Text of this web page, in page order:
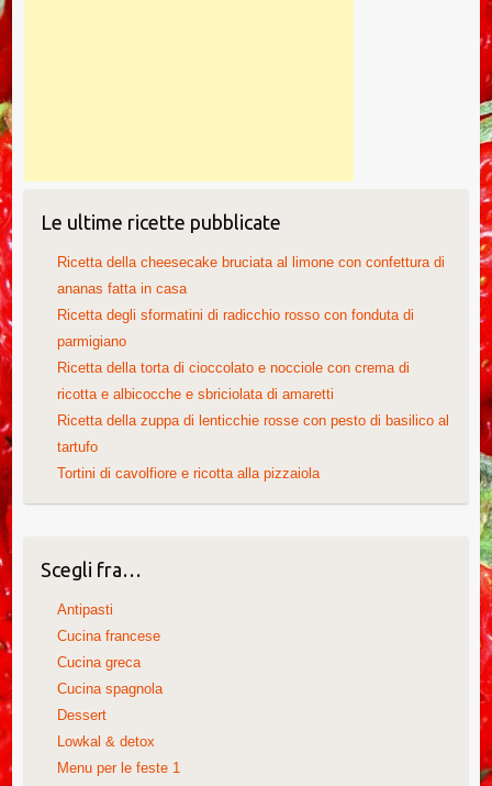
Le ultime ricette pubblicate
Ricetta della cheesecake bruciata al limone con confettura di
ananas fatta in casa
Ricetta degli sformatini di radicchio rosso con fonduta di
parmigiano
Ricetta della torta di cioccolato e nocciole con crema di
ricotta e albicocche e sbriciolata di amaretti
Ricetta della zuppa di lenticchie rosse con pesto di basilico al
tartufo
Tortini di cavolfiore e ricotta alla pizzaiola
Scegli fra…
Antipasti
Cucina francese
Cucina greca
Cucina spagnola
Dessert
Lowkal & detox
Menu per le feste 1